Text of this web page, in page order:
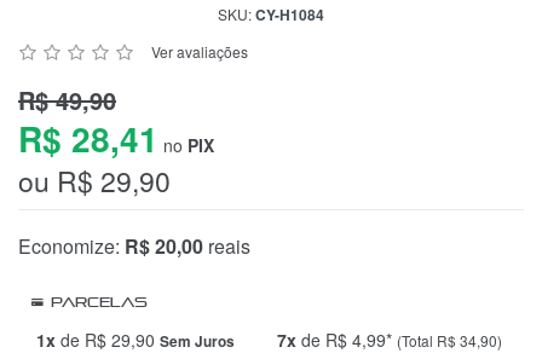
SKU:CY-H1084
Ver avaliações
R$ 49,90
R$ 28,41 no PIX
ou R$ 29,90
Economize: R$ 20,00 reais
Parcelas
1x de R$ 29,90 Sem Juros 7x de R$ 4,99* (Total R$ 34,90)